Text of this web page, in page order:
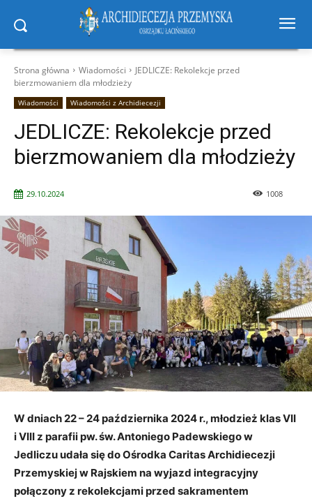
Strona główna Wiadomości
JEDLICZE: Rekolekcje przed
bierzmowaniem dla młodzieży
Wiadomości Wiadomości z Archidiecezji
JEDLICZE: Rekolekcje przed
bierzmowaniem dla młodzieży
29.10.2024 1008
W dniach 22 – 24 października 2024 r., młodzież klas VII
i VIII z parafii pw. św. Antoniego Padewskiego w
Jedliczu udała się do Ośrodka Caritas Archidiecezji
Przemyskiej w Rajskiem na wyjazd integracyjny
połączony z rekolekcjami przed sakramentem